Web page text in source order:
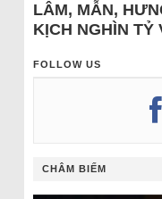
LÂM, MẪN,
KỊCH NGHÌN TỶ
FOLLOW US
CHÂM BIẾM